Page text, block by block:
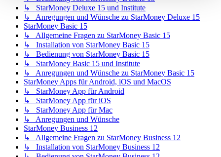
↳ StarMoney Deluxe 15 und Institute
↳ Anregungen und Wünsche zu StarMoney Deluxe 15
StarMoney Basic 15
↳ Allgemeine Fragen zu StarMoney Basic 15
↳ Installation von StarMoney Basic 15
↳ Bedienung von StarMoney Basic 15
↳ StarMoney Basic 15 und Institute
↳ Anregungen und Wünsche zu StarMoney Basic 15
StarMoney Apps für Android, iOS und MacOS
↳ StarMoney App für Android
↳ StarMoney App für iOS
↳ StarMoney App für Mac
↳ Anregungen und Wünsche
StarMoney Business 12
↳ Allgemeine Fragen zu StarMoney Business 12
↳ Installation von StarMoney Business 12